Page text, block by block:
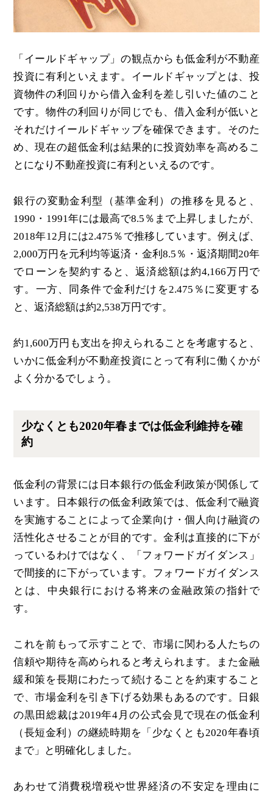
「イールドギャップ」の観点からも低金利が不動産
投資に有利といえます。イールドギャップとは、投
資物件の利回りから借入金利を差し引いた値のこと
です。物件の利回りが同じでも、借入金利が低いと
それだけイールドギャップを確保できます。そのた
め、現在の超低金利は結果的に投資効率を高めるこ
とになり不動産投資に有利といえるのです。
銀行の変動金利型（基準金利）の推移を見ると、
1990・1991年には最高で8.5％まで上昇しましたが、
2018年12月には2.475％で推移しています。例えば、
2,000万円を元利均等返済・金利8.5％・返済期間20年
でローンを契約すると、返済総額は約4,166万円で
す。一方、同条件で金利だけを2.475％に変更する
と、返済総額は約2,538万円です。
約1,600万円も支出を抑えられることを考慮すると、
いかに低金利が不動産投資にとって有利に働くかが
よく分かるでしょう。
少なくとも2020年春までは低金利維持を確
約
低金利の背景には日本銀行の低金利政策が関係して
います。日本銀行の低金利政策では、低金利で融資
を実施することによって企業向け・個人向け融資の
活性化させることが目的です。金利は直接的に下が
っているわけではなく、「フォワードガイダンス」
で間接的に下がっています。フォワードガイダンス
とは、中央銀行における将来の金融政策の指針で
す。
これを前もって示すことで、市場に関わる人たちの
信頼や期待を高められると考えられます。また金融
緩和策を長期にわたって続けることを約束すること
で、市場金利を引き下げる効果もあるのです。日銀
の黒田総裁は2019年4月の公式会見で現在の低金利
（長短金利）の継続時期を「少なくとも2020年春頃
まで」と明確化しました。
あわせて消費税増税や世界経済の不安定を理由に